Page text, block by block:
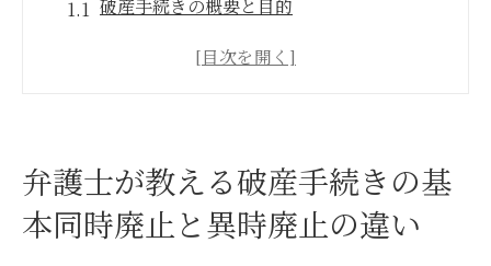
破産手続きの概要と目的
同時廃止とは何か？その仕組みと利点
方
法律の専門家が提供する手続きのアドバイ
弁護士が教える破産手続きの基
本同時廃止と異時廃止の違い